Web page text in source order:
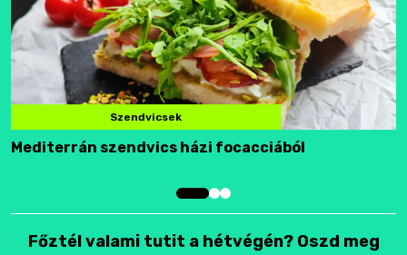
Szendvicsek
Mediterrán szendvics házi focacciából
Főztél valami tutit a hétvégén? Oszd meg